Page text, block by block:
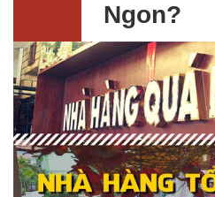
Ngon?